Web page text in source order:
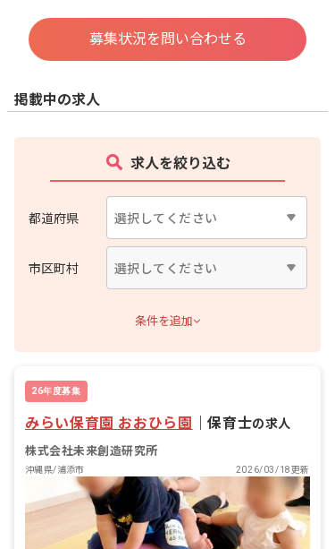
募集状況を問い合わせる
掲載中の求人
求人を絞り込む
都道府県
市区町村
条件を追加
26年度募集
みらい保育園 おおひら園 ｜保育士の求人
株式会社未来創造研究所
沖縄県/浦添市 2026/03/18更新